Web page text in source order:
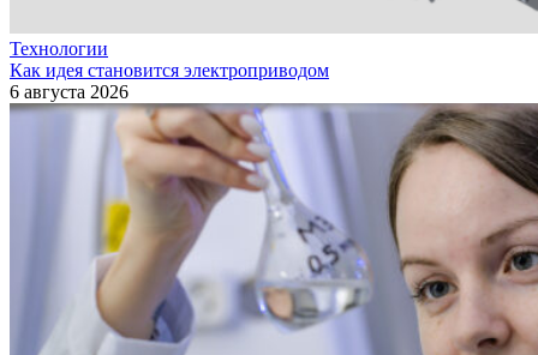
Технологии
Как идея становится электроприводом
6 августа 2026